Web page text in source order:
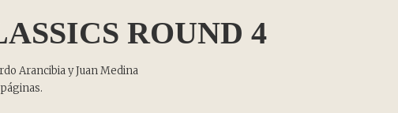
ROUND 4
Arancibia y Juan Medina